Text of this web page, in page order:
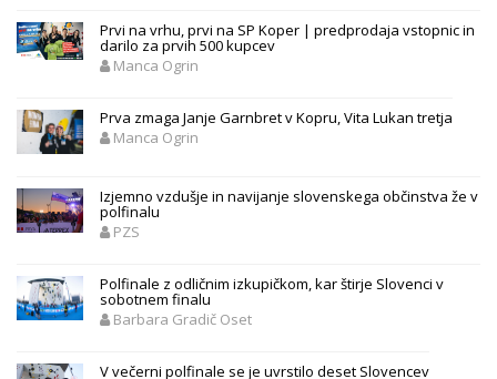
Prvi na vrhu, prvi na SP Koper | predprodaja vstopnic in
darilo za prvih 500 kupcev
Manca Ogrin
Prva zmaga Janje Garnbret v Kopru, Vita Lukan tretja
Manca Ogrin
Izjemno vzdušje in navijanje slovenskega občinstva že v
polfinalu
PZS
Polfinale z odličnim izkupičkom, kar štirje Slovenci v
sobotnem finalu
Barbara Gradič Oset
V večerni polfinale se je uvrstilo deset Slovencev